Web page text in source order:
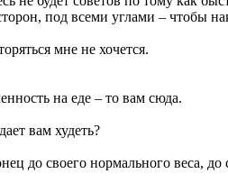
под всеми углами – чтобы
мне не хочется.
на еде – то вам сюда.
вам худеть?
до своего нормального